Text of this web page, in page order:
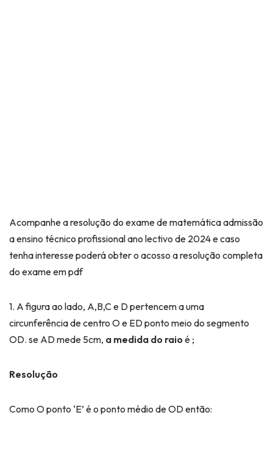
Acompanhe a resolução do exame de matemática admissão
a ensino técnico profissional ano lectivo de 2024 e caso
tenha interesse poderá obter o acosso a resolução completa
do exame em pdf
1. A figura ao lado, A,B,C e D pertencem a uma
circunferência de centro O e ED ponto meio do segmento
OD. se AD mede 5cm, a medida do raio é ;
Resolução
Como O ponto ‘E’ é o ponto médio de OD então: